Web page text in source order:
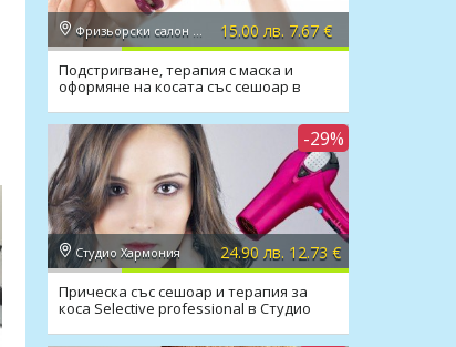
Фризьорски салон Никол 15.00 лв. 7.67 €
Подстригване, терапия с маска и
оформяне на косата със сешоар в
-29%
Студио Хармония 24.90 лв. 12.73 €
Прическа със сешоар и терапия за
коса Selective professional в Студио